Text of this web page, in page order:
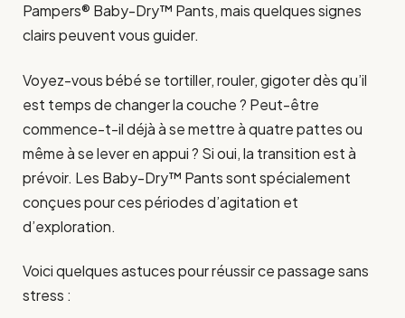
Pampers® Baby-Dry™ Pants, mais quelques signes
clairs peuvent vous guider.
Voyez-vous bébé se tortiller, rouler, gigoter dès qu’il
est temps de changer la couche ? Peut-être
commence-t-il déjà à se mettre à quatre pattes ou
même à se lever en appui ? Si oui, la transition est à
prévoir. Les Baby-Dry™ Pants sont spécialement
conçues pour ces périodes d’agitation et
d’exploration.
Voici quelques astuces pour réussir ce passage sans
stress :